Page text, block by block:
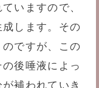
いますので、
します。その
ですが、この
後唾液によっ
補われていき